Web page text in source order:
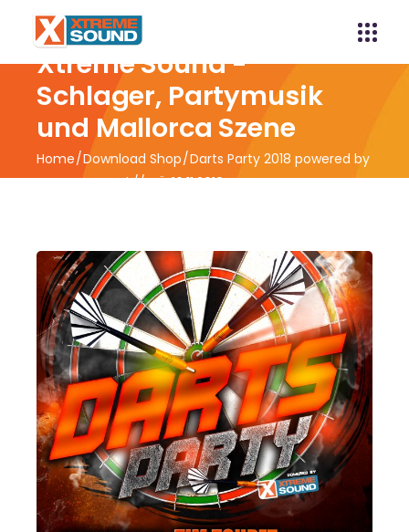
Xtreme Sound -
Schlager, Partymusik
und Mallorca Szene
Home Download Shop Darts Party 2018 powered by
Xtreme Sound // VÖ 16.11.2018